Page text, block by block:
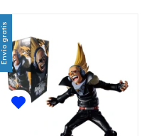
Envío gratis